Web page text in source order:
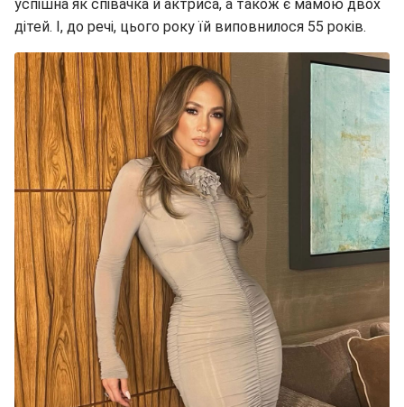
успішна як співачка й актриса, а також є мамою двох
дітей. І, до речі, цього року їй виповнилося 55 років.